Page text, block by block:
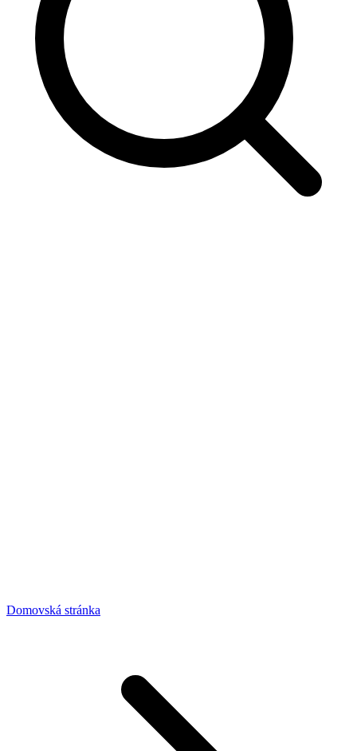
Domovská stránka